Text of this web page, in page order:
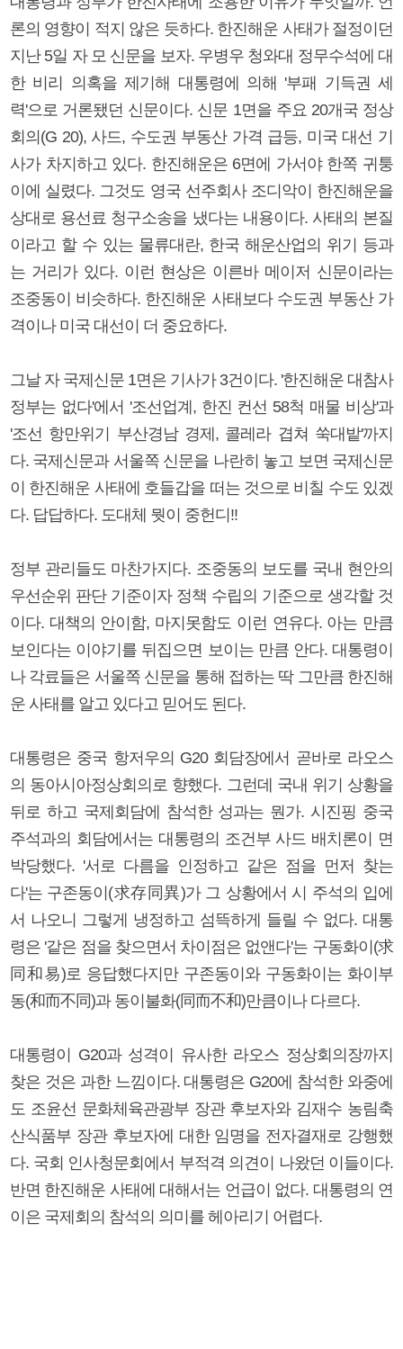
론의 영향이 적지 않은 듯하다. 한진해운 사태가 절정이던
지난 5일 자 모 신문을 보자. 우병우 청와대 정무수석에 대
한 비리 의혹을 제기해 대통령에 의해 '부패 기득권 세
력'으로 거론됐던 신문이다. 신문 1면을 주요 20개국 정상
회의(G 20), 사드, 수도권 부동산 가격 급등, 미국 대선 기
사가 차지하고 있다. 한진해운은 6면에 가서야 한쪽 귀퉁
이에 실렸다. 그것도 영국 선주회사 조디악이 한진해운을
상대로 용선료 청구소송을 냈다는 내용이다. 사태의 본질
이라고 할 수 있는 물류대란, 한국 해운산업의 위기 등과
는 거리가 있다. 이런 현상은 이른바 메이저 신문이라는
조중동이 비슷하다. 한진해운 사태보다 수도권 부동산 가
격이나 미국 대선이 더 중요하다.
그날 자 국제신문 1면은 기사가 3건이다. '한진해운 대참사
정부는 없다'에서 '조선업계, 한진 컨선 58척 매물 비상'과
'조선 항만위기 부산경남 경제, 콜레라 겹쳐 쑥대밭'까지
다. 국제신문과 서울쪽 신문을 나란히 놓고 보면 국제신문
이 한진해운 사태에 호들갑을 떠는 것으로 비칠 수도 있겠
다. 답답하다. 도대체 뭣이 중헌디!!
정부 관리들도 마찬가지다. 조중동의 보도를 국내 현안의
우선순위 판단 기준이자 정책 수립의 기준으로 생각할 것
이다. 대책의 안이함, 마지못함도 이런 연유다. 아는 만큼
보인다는 이야기를 뒤집으면 보이는 만큼 안다. 대통령이
나 각료들은 서울쪽 신문을 통해 접하는 딱 그만큼 한진해
운 사태를 알고 있다고 믿어도 된다.
대통령은 중국 항저우의 G20 회담장에서 곧바로 라오스
의 동아시아정상회의로 향했다. 그런데 국내 위기 상황을
뒤로 하고 국제회담에 참석한 성과는 뭔가. 시진핑 중국
주석과의 회담에서는 대통령의 조건부 사드 배치론이 면
박당했다. '서로 다름을 인정하고 같은 점을 먼저 찾는
다'는 구존동이(求存同異)가 그 상황에서 시 주석의 입에
서 나오니 그렇게 냉정하고 섬뜩하게 들릴 수 없다. 대통
령은 '같은 점을 찾으면서 차이점은 없앤다'는 구동화이(求
同和易)로 응답했다지만 구존동이와 구동화이는 화이부
동(和而不同)과 동이불화(同而不和)만큼이나 다르다.
대통령이 G20과 성격이 유사한 라오스 정상회의장까지
찾은 것은 과한 느낌이다. 대통령은 G20에 참석한 와중에
도 조윤선 문화체육관광부 장관 후보자와 김재수 농림축
산식품부 장관 후보자에 대한 임명을 전자결재로 강행했
다. 국회 인사청문회에서 부적격 의견이 나왔던 이들이다.
반면 한진해운 사태에 대해서는 언급이 없다. 대통령의 연
이은 국제회의 참석의 의미를 헤아리기 어렵다.